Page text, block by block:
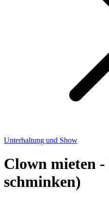
Unterhaltung und Show
Clown mieten
schminken)